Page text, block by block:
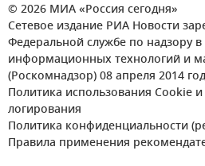
© 2026 МИА «Россия сегодня»
Сетевое издание РИА Новости
Федеральной службе по надзору в
информационных технологий и
(Роскомнадзор) 08 апреля 2014
Политика использования Cookie
логирования
Политика конфиденциальности
Правила применения